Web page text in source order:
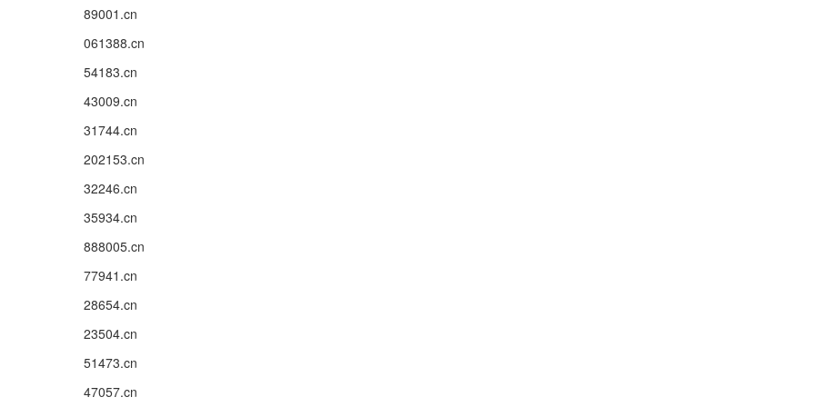
89001.cn
061388.cn
54183.cn
43009.cn
31744.cn
202153.cn
32246.cn
35934.cn
888005.cn
77941.cn
28654.cn
23504.cn
51473.cn
47057.cn